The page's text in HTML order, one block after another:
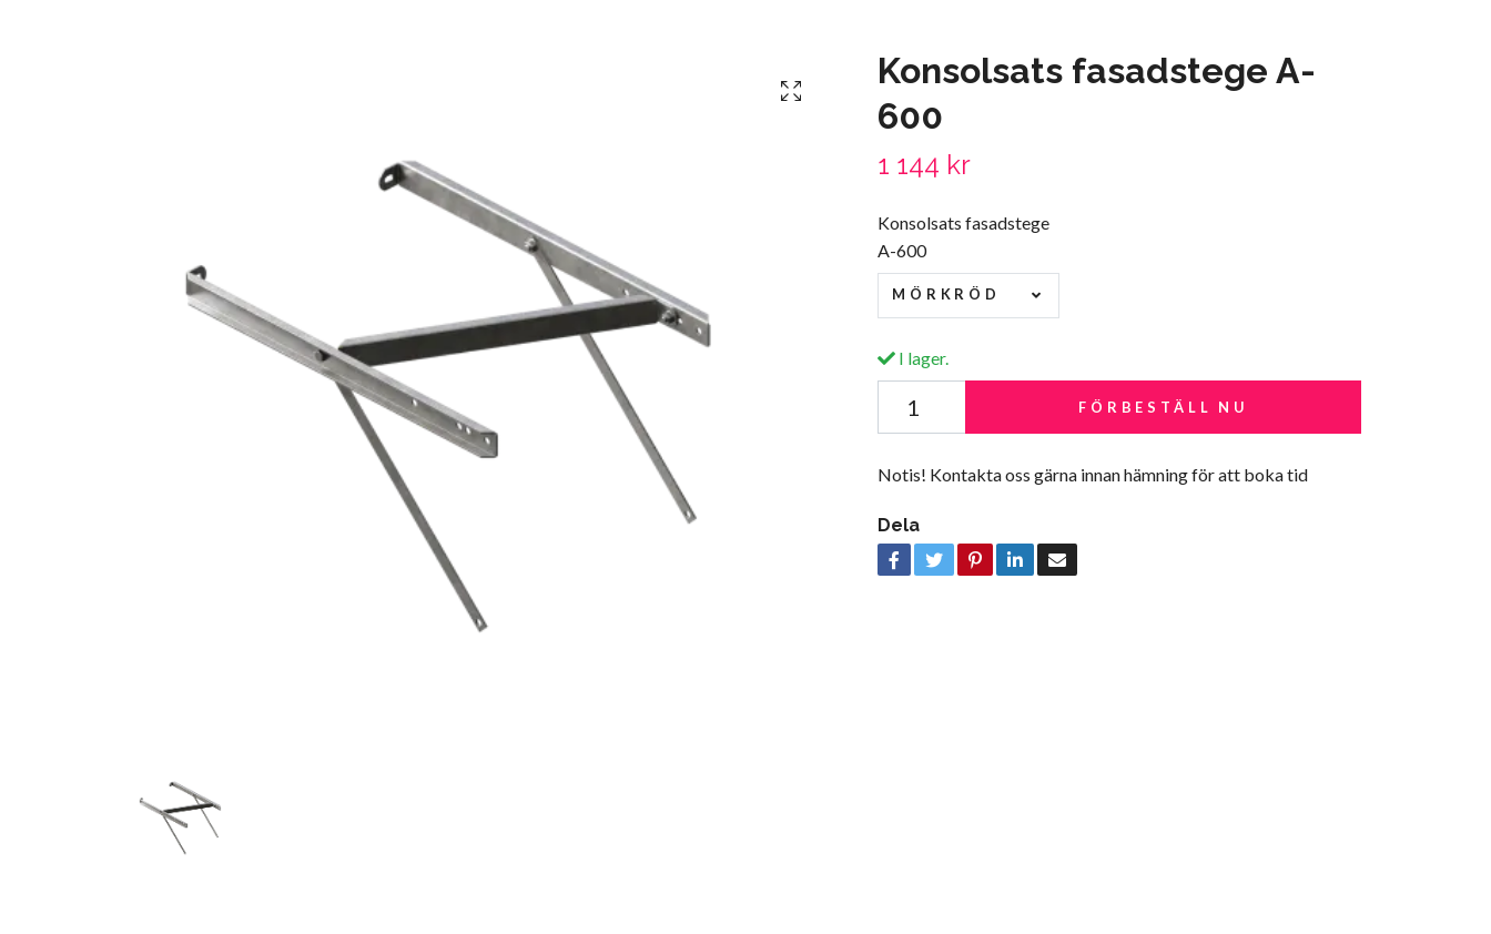
Konsolsats fasadstege A-
600
1 144 kr
Konsolsats fasadstege
A-600
MÖRKRÖD
I lager.
FÖRBESTÄLL NU
Notis! Kontakta oss gärna innan hämning för att boka tid
Dela